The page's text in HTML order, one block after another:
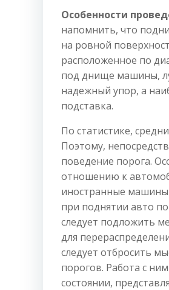
Особенности
напомнить, что
на ровной
расположенное по
под днище машины,
надежный упор, а
подставка.
По статистике,
Поэтому,
поведение порога.
отношению к
иностранные машины
при поднятии авто
следует подложить
для
следует отбросить
порогов. Работа с
состоянии,